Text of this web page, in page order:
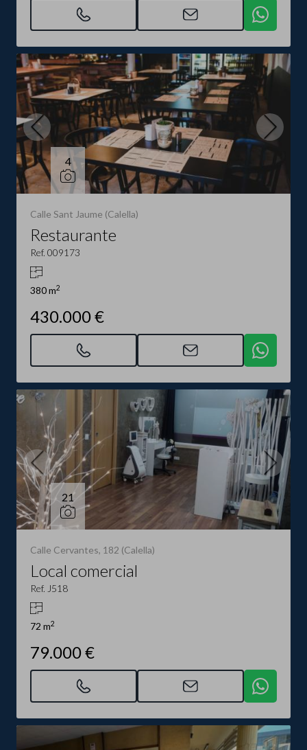
4
Calle Sant Jaume (Calella)
Restaurante
Ref. 009173
380 m2
430.000 €
21
Calle Cervantes, 182 (Calella)
Local comercial
Ref. J518
72 m2
79.000 €